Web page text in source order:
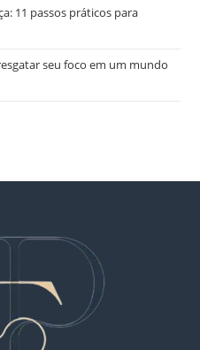
11 passos práticos para
seu foco em um mundo